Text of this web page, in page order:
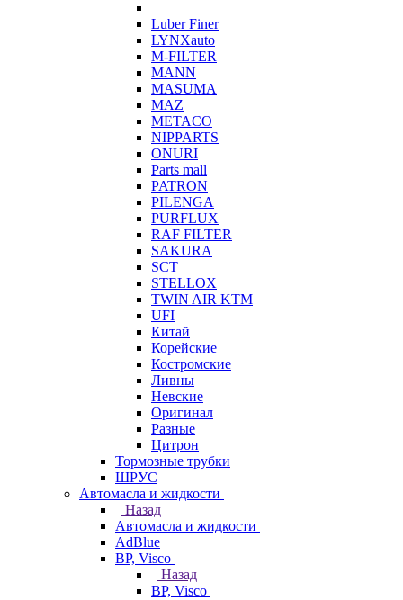
Luber Finer
LYNXauto
M-FILTER
MANN
MASUMA
MAZ
METACO
NIPPARTS
ONURI
Parts mall
PATRON
PILENGA
PURFLUX
RAF FILTER
SAKURA
SCT
STELLOX
TWIN AIR KTM
UFI
Китай
Корейские
Костромские
Ливны
Невские
Оригинал
Разные
Цитрон
Тормозные трубки
ШРУС
Автомасла и жидкости
Назад
Автомасла и жидкости
AdBlue
BP, Visco
Назад
BP, Visco